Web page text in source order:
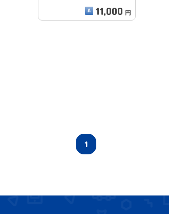
11,000 円
1